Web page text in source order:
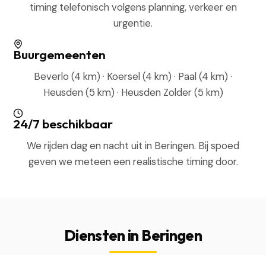
timing telefonisch volgens planning, verkeer en
urgentie.
Buurgemeenten
Beverlo (4 km) · Koersel (4 km) · Paal (4 km) ·
Heusden (5 km) · Heusden Zolder (5 km)
24/7 beschikbaar
We rijden dag en nacht uit in Beringen. Bij spoed
geven we meteen een realistische timing door.
Diensten in Beringen